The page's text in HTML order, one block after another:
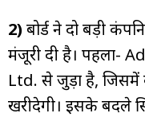
2) बोर्ड ने दो बड़ी
मंजूरी दी है। पहला-
Ltd. से जुड़ा है, जिसमें
खरीदेगी। इसके बदले